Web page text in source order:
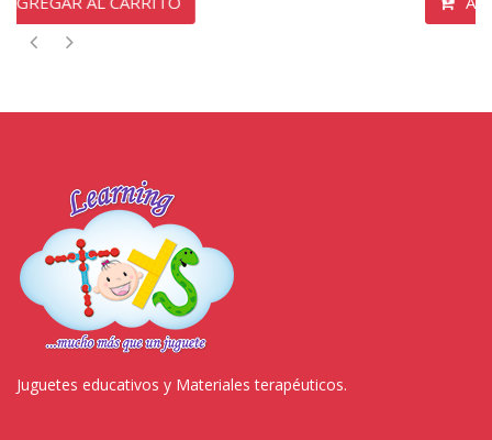
Juguetes educativos y Materiales terapéuticos.